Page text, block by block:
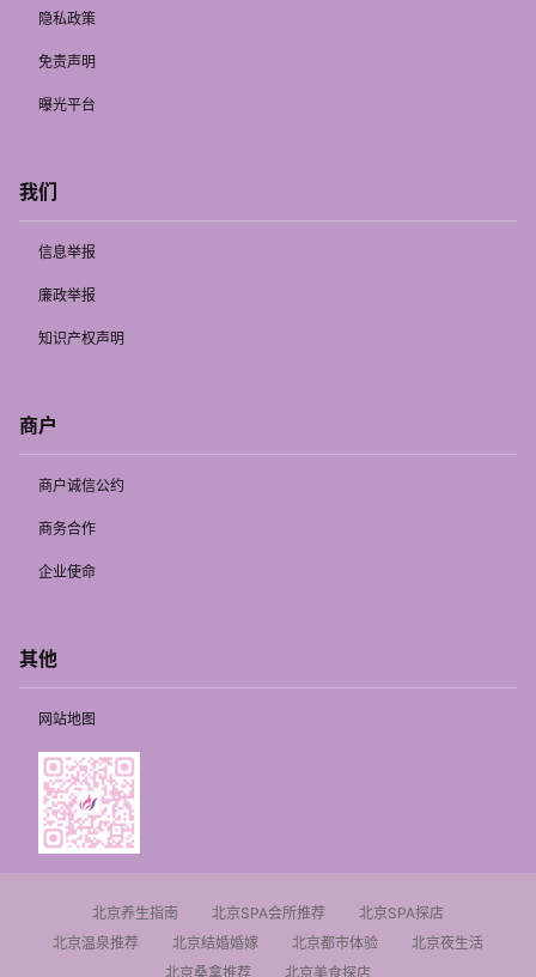
隐私政策
免责声明
曝光平台
我们
信息举报
廉政举报
知识产权声明
商户
商户诚信公约
商务合作
企业使命
其他
网站地图
北京养生指南 北京SPA会所推荐
北京SPA探店
北京温泉推荐
北京结婚婚嫁 北京都市体验
北京夜生活
北京桑拿推荐
北京美食探店